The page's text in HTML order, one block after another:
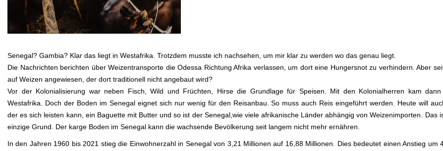
Senegal? Gambia? Klar das liegt in Westafrika. Trotzdem musste ich nachsehen, um mir klar zu werden wo das genau liegt.
Die Nachrichten berichten über Weizentransporte die Odessa Richtung Afrika verlassen, um dort eine Hungersnot zu verhindern. Aber
auf Weizen angewiesen, der dort traditionell nicht angebaut wird?
Vor der Kolonialisierung war neben Fisch, Wild und Früchten, Hirse die Grundlage für Speisen. Mit den Kolonialherren kam
Westafrika. Doch der Boden im Senegal eignet sich nur wenig für den Reisanbau. So muss auch Reis eingeführt werden. Heute will
der es sich leisten kann, ein Baguette mit Butter und so ist der Senegal,wie viele afrikanische Länder abhängig von Weizenimporten. Das
einzige Grund. Der karge Boden im Senegal kann die wachsende Bevölkerung seit langem nicht mehr ernähren.
In den Jahren 1960 bis 2021 stieg die Einwohnerzahl in Senegal von 3,21 Millionen auf 16,88 Millionen. Dies bedeutet einen Anstieg um